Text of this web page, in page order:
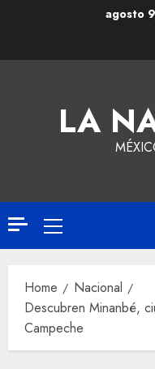
agosto
LA
Home
Nacional
Descubren Minanbé,
Campeche